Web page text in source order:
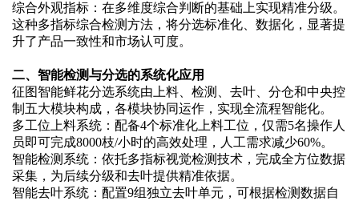
综合外观指标：在多维度综合判断的基础上实现精准分级。
这种多指标综合检测方法，将分选标准化、数据化，显著提
升了产品一致性和市场认可度。
二、智能检测与分选的系统化应用
征图智能鲜花分选系统由上料、检测、去叶、分仓和中央控
制五大模块构成，各模块协同运作，实现全流程智能化。
多工位上料系统：配备4个标准化上料工位，仅需5名操作人
员即可完成8000枝/小时的高效处理，人工需求减少60%。
智能检测系统：依托多指标视觉检测技术，完成全方位数据
采集，为后续分级和去叶提供精准依据。
智能去叶系统：配置9组独立去叶单元，可根据检测数据自